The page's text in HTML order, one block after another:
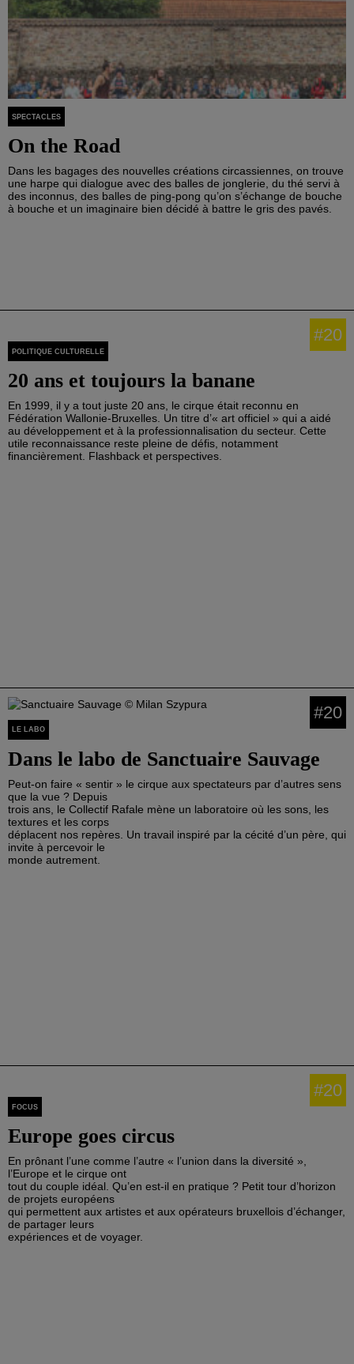
SPECTACLES
On the Road
Dans les bagages des nouvelles créations circassiennes, on trouve
une harpe qui dialogue avec des balles de jonglerie, du thé servi à
des inconnus, des balles de ping-pong qu’on s’échange de bouche
à bouche et un imaginaire bien décidé à battre le gris des pavés.
#20
POLITIQUE CULTURELLE
20 ans et toujours la banane
En 1999, il y a tout juste 20 ans, le cirque était reconnu en
Fédération Wallonie-Bruxelles. Un titre d’« art officiel » qui a aidé
au développement et à la professionnalisation du secteur. Cette
utile reconnaissance reste pleine de défis, notamment
financièrement. Flashback et perspectives.
#20
LE LABO
Dans le labo de Sanctuaire Sauvage
Peut-on faire « sentir » le cirque aux spectateurs par d’autres sens
que la vue ? Depuis
trois ans, le Collectif Rafale mène un laboratoire où les sons, les
textures et les corps
déplacent nos repères. Un travail inspiré par la cécité d’un père, qui
invite à percevoir le
monde autrement.
#20
FOCUS
Europe goes circus
En prônant l’une comme l’autre « l’union dans la diversité »,
l’Europe et le cirque ont
tout du couple idéal. Qu’en est-il en pratique ? Petit tour d’horizon
de projets européens
qui permettent aux artistes et aux opérateurs bruxellois d’échanger,
de partager leurs
expériences et de voyager.